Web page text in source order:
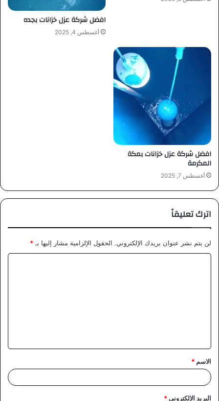
افضل شركة عزل خزانات بجده
أغسطس 4, 2025
افضل شركة عزل خزانات بمكة
المكرمة
أغسطس 7, 2025
اترك تعليقاً
لن يتم نشر عنوان بريدك الإلكتروني. الحقول الإلزامية مشار إليها بـ *
ق
*
الاسم *
البريد الإلكتروني*